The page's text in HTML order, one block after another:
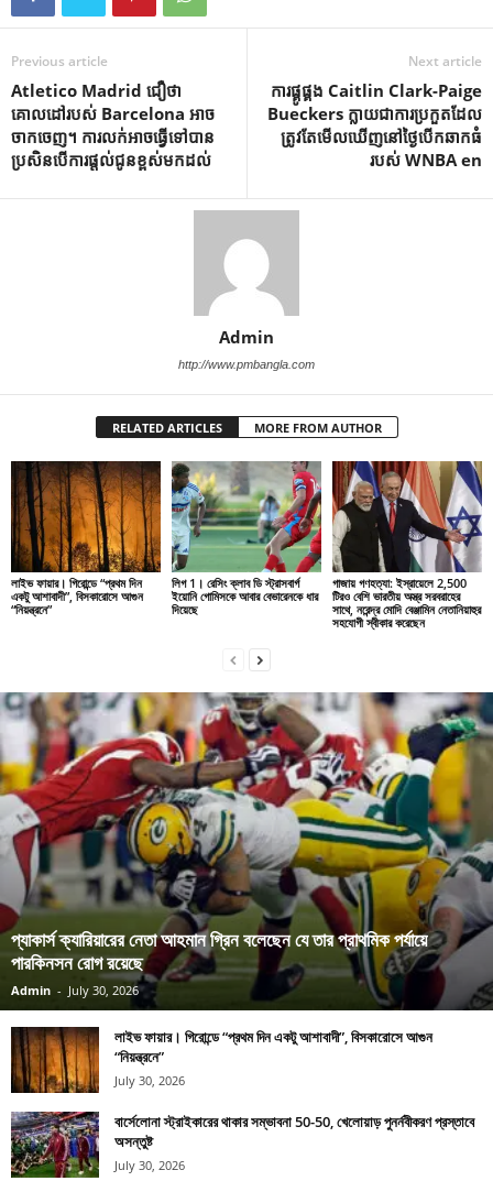
Previous article
Atletico Madrid ជឿថា
គោលដៅរបស់ Barcelona អាច
ចាកចេញ។ ការលក់អាចធ្វើទៅបាន
ប្រសិនបើការផ្តល់ជូនខ្ពស់មកដល់
Next article
ការ​ផ្គូផ្គង Caitlin Clark-Paige
Bueckers ​ក្លាយជា​ការប្រកួត​ដែល​
ត្រូវតែ​មើល​ឃើញ​នៅ​ថ្ងៃ​បើក​ឆាក​ធំ​
របស់​ WNBA en
Admin
http://www.pmbangla.com
RELATED ARTICLES MORE FROM AUTHOR
লাইভ ফায়ার। গিরোন্ডে “প্রথম দিন
একটু আশাবাদী”, বিসকারোসে আগুন
“নিয়ন্ত্রনে”
লিগ 1। রেসিং ক্লাব ডি স্ট্রাসবার্গ
ইয়োনি গোমিসকে আবার বেভারেনকে ধার
দিয়েছে
গাজায় গণহত্যা: ইস্রায়েলে 2,500
টিরও বেশি ভারতীয় অস্ত্র সরবরাহের
সাথে, নরেন্দ্র মোদি বেঞ্জামিন নেতানিয়াহুর
সহযোগী স্বীকার করেছেন
প্যাকার্স ক্যারিয়ারের নেতা আহমান গ্রিন বলেছেন যে তার প্রাথমিক পর্যায়ে
পারকিনসন রোগ রয়েছে
Admin - July 30, 2026
লাইভ ফায়ার। গিরোন্ডে “প্রথম দিন একটু আশাবাদী”, বিসকারোসে আগুন
“নিয়ন্ত্রনে”
July 30, 2026
বার্সেলোনা স্ট্রাইকারের থাকার সম্ভাবনা 50-50, খেলোয়াড় পুনর্নবীকরণ প্রস্তাবে
অসন্তুষ্ট
July 30, 2026